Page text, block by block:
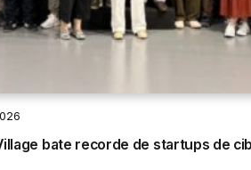
bate recorde de startups de